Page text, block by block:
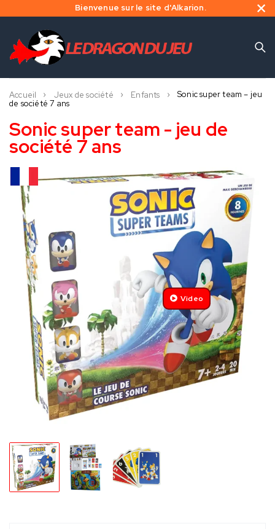
Bienvenue sur le site d'Alkarion.
Accueil Jeux de société Enfants
Sonic super team – jeu
de société 7 ans
Sonic super team - jeu de
société 7 ans
Video